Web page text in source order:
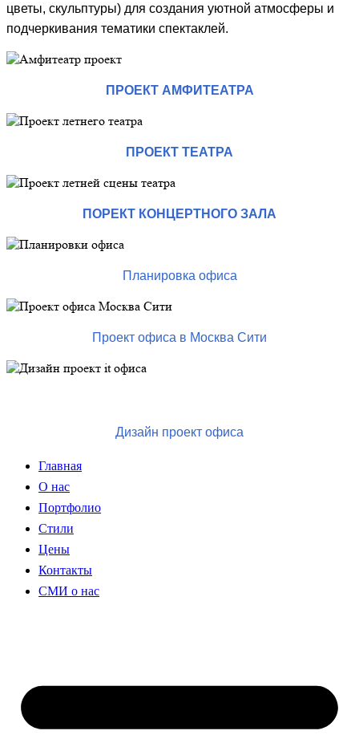
цветы, скульптуры) для создания уютной атмосферы и
подчеркивания тематики спектаклей.
ПРОЕКТ АМФИТЕАТРА
ПРОЕКТ ТЕАТРА
ПОРЕКТ КОНЦЕРТНОГО ЗАЛА
Планировка офиса
Проект офиса в Москва Сити
Дизайн проект офиса
Главная
О нас
Портфолио
Стили
Цены
Контакты
СМИ о нас